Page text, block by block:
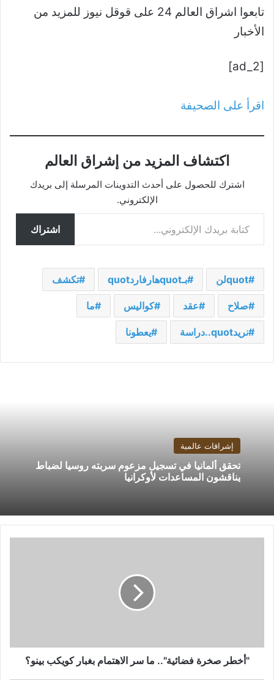
تابعوا اشراق العالم 24 على قوقل نيوز للمزيد من
الأخبار
[ad_2]
اقرأ على الصحيفة
اكتشاف المزيد من إشراق العالم
اشترك للحصول على أحدث التدوينات المرسلة إلى بريدك
الإلكتروني.
كتابة بريدك الإلكتروني...
اشتراك
quotلن بـquotهارفاردquot تكشف
صلاح عقد كواليس ما
نريدquot..دراسة يعطونا
إشراقات عالمية
تحقق ألمانيا في تسجيل مزعوم سربته روسيا لضباط
يناقشون المساعدات لأوكرانيا
بينو؟
"أخطر صخرة فضائية".. ما سر الاهتمام بغبار كويكب بينو؟